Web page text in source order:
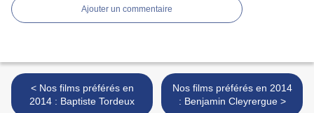
Ajouter un commentaire
< Nos films préférés en
2014 : Baptiste Tordeux
Nos films préférés en 2014
: Benjamin Cleyrergue >